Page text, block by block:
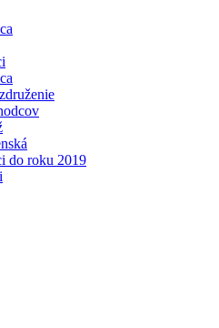
do roku 2019